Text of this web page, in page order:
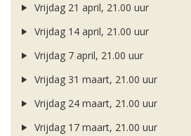
Vrijdag 21 april, 21.00 uur
Vrijdag 14 april, 21.00 uur
Vrijdag 7 april, 21.00 uur
Vrijdag 31 maart, 21.00 uur
Vrijdag 24 maart, 21.00 uur
Vrijdag 17 maart, 21.00 uur